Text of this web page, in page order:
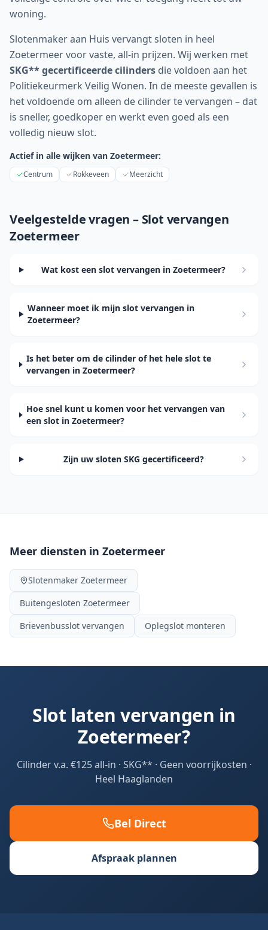
woning.
Slotenmaker aan Huis vervangt sloten in heel
Zoetermeervoor vaste, all-in prijzen. Wij werken met
SKG** gecertificeerde cilinders die voldoen aan het
Politiekeurmerk Veilig Wonen. In de meeste gevallen is
het voldoende om alleen de cilinder te vervangen – dat
is sneller, goedkoper en werkt even goed als een
volledig nieuw slot.
Actief in alle wijken van Zoetermeer:
Centrum Rokkeveen Meerzicht
Veelgestelde vragen – Slot vervangen
Zoetermeer
Wat kost een slot vervangen in Zoetermeer?
Wanneer moet ik mijn slot vervangen in
Zoetermeer?
Is het beter om de cilinder of het hele slot te
vervangen in Zoetermeer?
Hoe snel kunt u komen voor het vervangen van
een slot in Zoetermeer?
Zijn uw sloten SKG gecertificeerd?
Meer diensten in Zoetermeer
Slotenmaker Zoetermeer
Buitengesloten Zoetermeer
Brievenbusslot vervangen
Oplegslot monteren
Slot laten vervangen in
Zoetermeer?
Cilinder v.a. €125 all-in · SKG** · Geen voorrijkosten ·
Heel Haaglanden
Bel Direct
Afspraak plannen